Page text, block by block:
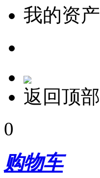
我的资产
返回顶部
0
购物车